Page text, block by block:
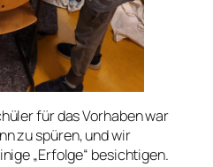
für das Vorhaben war
zu spüren, und wir
„Erfolge“ besichtigen.